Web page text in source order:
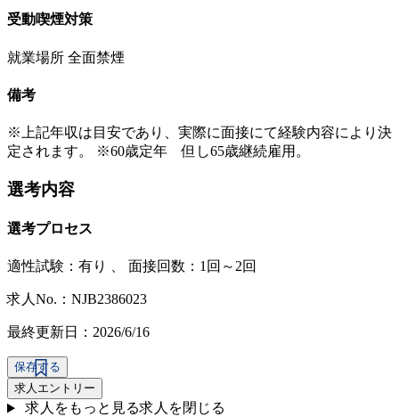
受動喫煙対策
就業場所 全面禁煙
備考
※上記年収は目安であり、実際に面接にて経験内容により決
定されます。 ※60歳定年 但し65歳継続雇用。
選考内容
選考プロセス
適性試験： 有り 、 面接回数：1回～2回
求人No.：NJB2386023
最終更新日：2026/6/16
保存する
求人エントリー
求人をもっと見る求人を閉じる